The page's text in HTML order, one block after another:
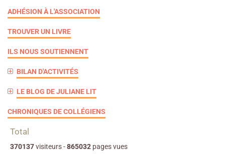
ADHÉSION À L'ASSOCIATION
TROUVER UN LIVRE
ILS NOUS SOUTIENNENT
BILAN D'ACTIVITÉS
LE BLOG DE JULIANE LIT
CHRONIQUES DE COLLÉGIENS
Total
370137visiteurs -865032 pages vues